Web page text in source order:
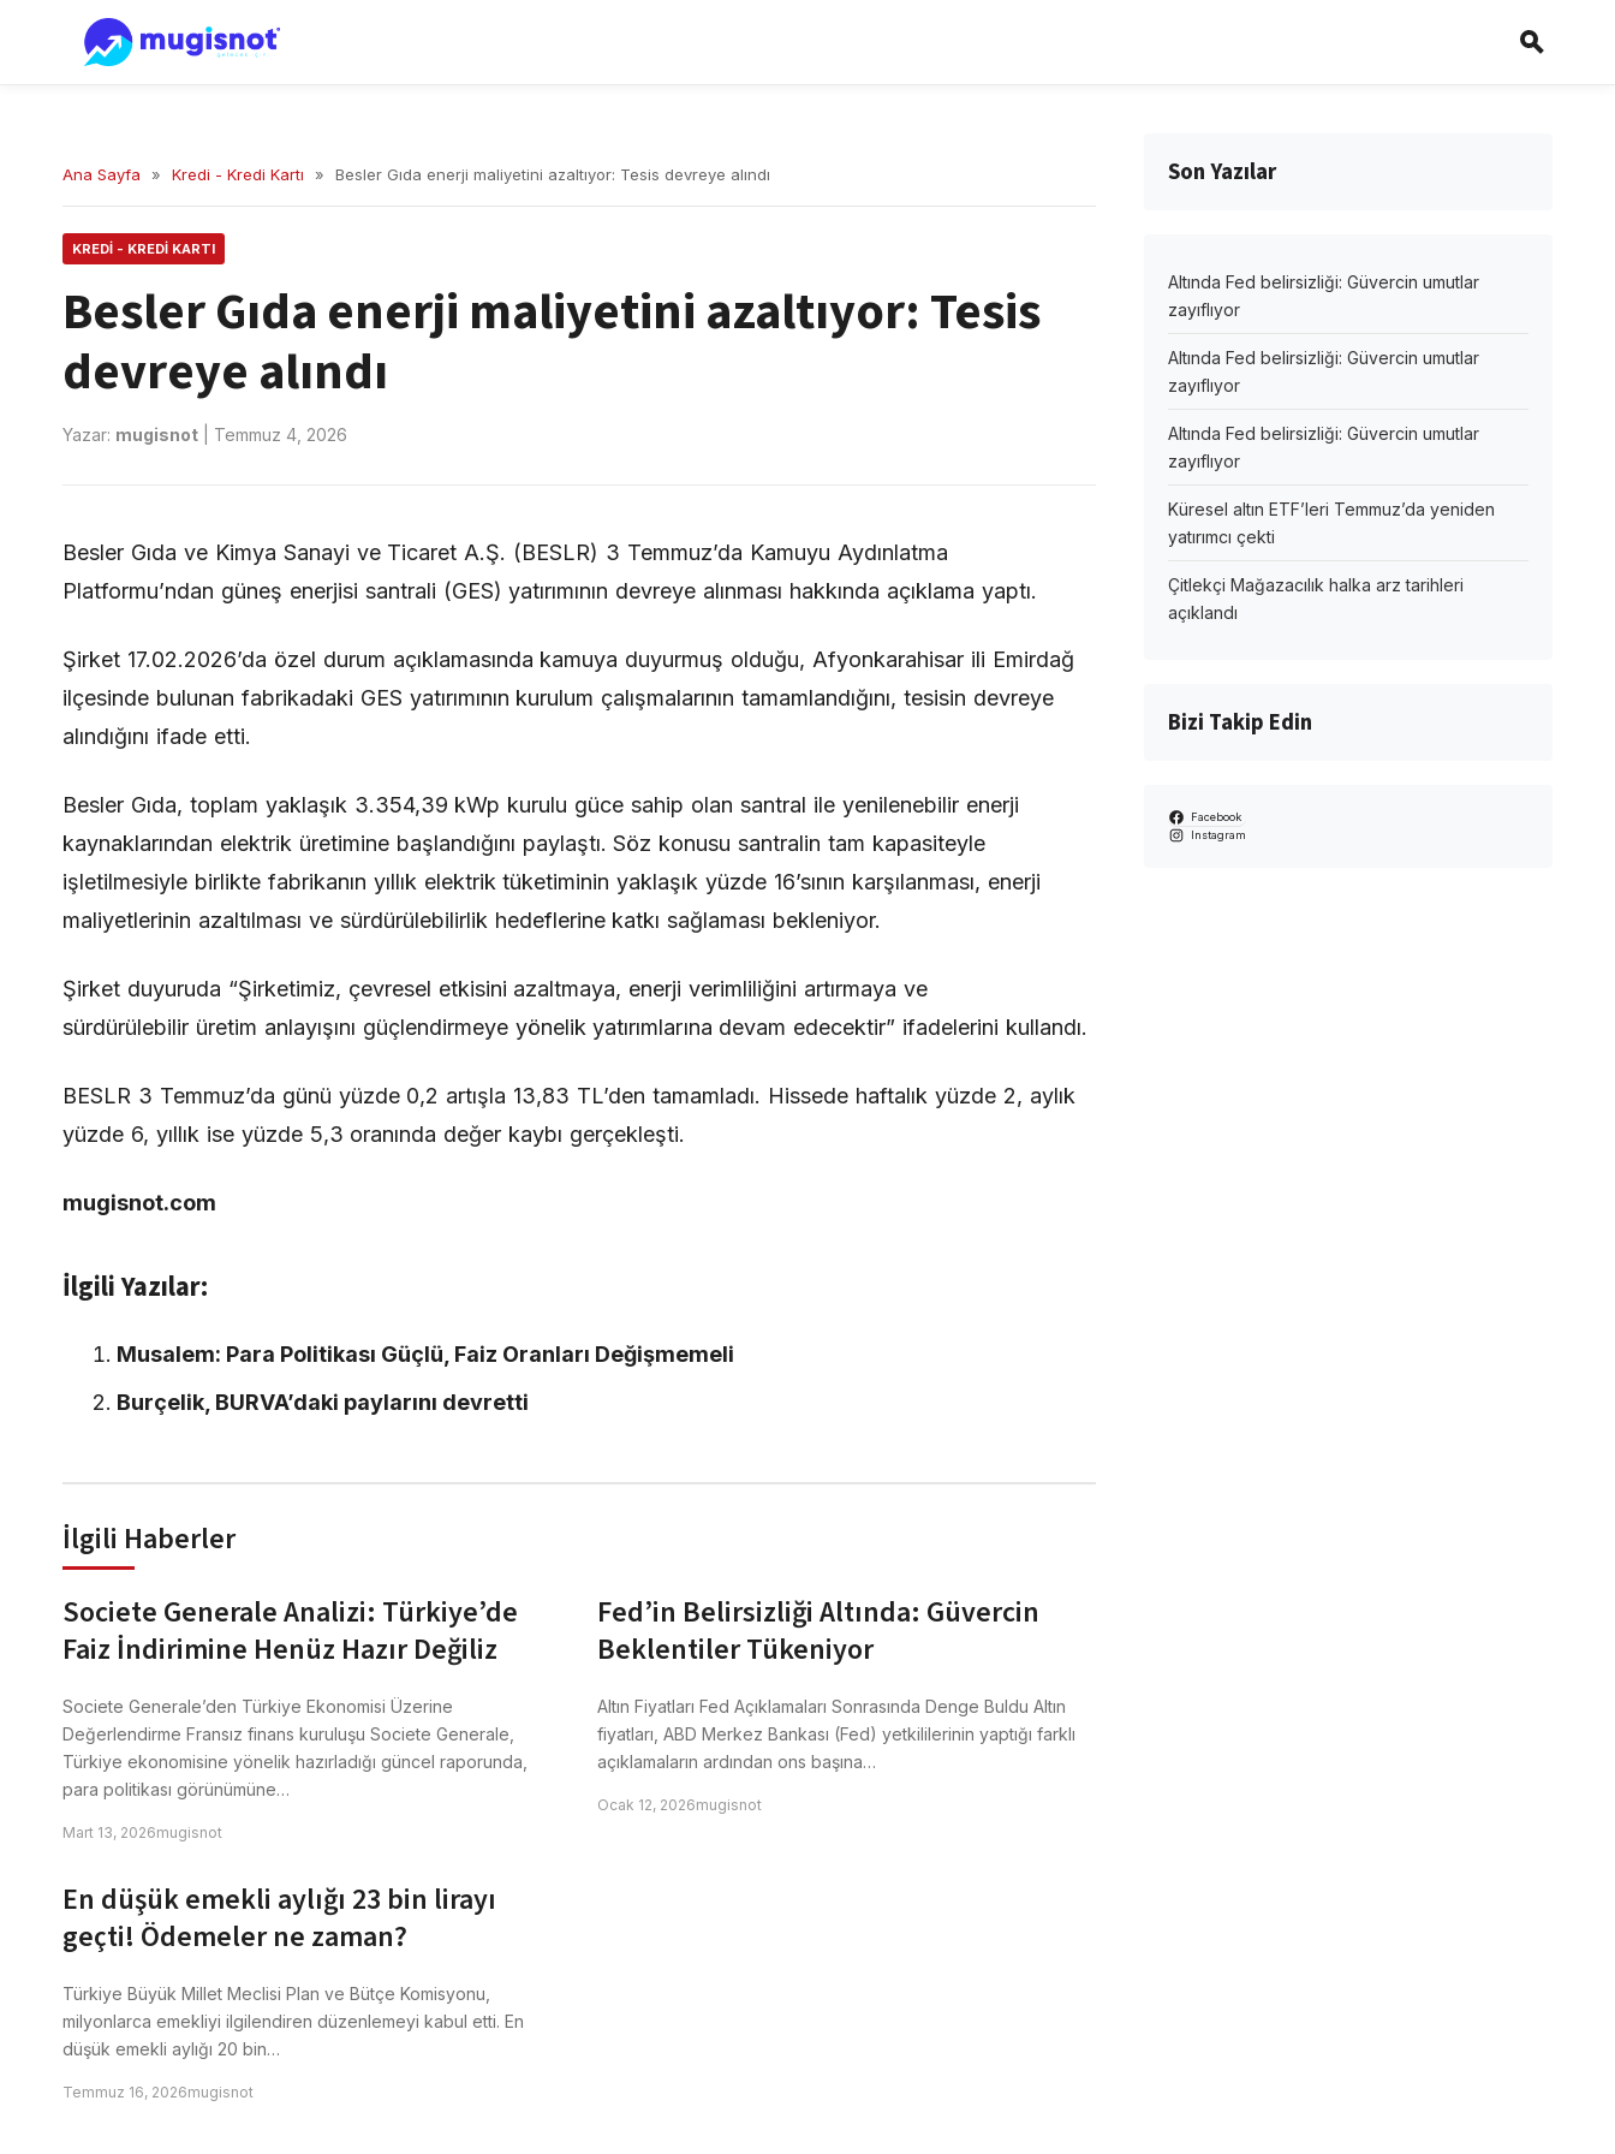
Ana Sayfa » Kredi - Kredi Kartı » Besler Gıda enerji maliyetini azaltıyor: Tesis devreye alındı
KREDI - KREDI KARTI
Besler Gıda enerji maliyetini azaltıyor: Tesis
devreye alındı
Yazar: mugisnot Temmuz 4, 2026
Besler Gıda ve Kimya Sanayi ve Ticaret A.Ş. (BESLR) 3 Temmuz’da Kamuyu Aydınlatma
Platformu’ndan güneş enerjisi santrali (GES) yatırımının devreye alınması hakkında açıklama yaptı.
Şirket 17.02.2026’da özel durum açıklamasında kamuya duyurmuş olduğu, Afyonkarahisar ili Emirdağ
ilçesinde bulunan fabrikadaki GES yatırımının kurulum çalışmalarının tamamlandığını, tesisin devreye
alındığını ifade etti.
Besler Gıda, toplam yaklaşık 3.354,39 kWp kurulu güce sahip olan santral ile yenilenebilir enerji
kaynaklarından elektrik üretimine başlandığını paylaştı. Söz konusu santralin tam kapasiteyle
işletilmesiyle birlikte fabrikanın yıllık elektrik tüketiminin yaklaşık yüzde 16’sının karşılanması, enerji
maliyetlerinin azaltılması ve sürdürülebilirlik hedeflerine katkı sağlaması bekleniyor.
Şirket duyuruda “Şirketimiz, çevresel etkisini azaltmaya, enerji verimliliğini artırmaya ve
sürdürülebilir üretim anlayışını güçlendirmeye yönelik yatırımlarına devam edecektir” ifadelerini kullandı.
BESLR 3 Temmuz’da günü yüzde 0,2 artışla 13,83 TL’den tamamladı. Hissede haftalık yüzde 2, aylık
yüzde 6, yıllık ise yüzde 5,3 oranında değer kaybı gerçekleşti.
mugisnot.com
İlgili Yazılar:
Musalem: Para Politikası Güçlü, Faiz Oranları Değişmemeli
Burçelik, BURVA’daki paylarını devretti
İlgili Haberler
Societe Generale Analizi: Türkiye’de
Faiz İndirimine Henüz Hazır Değiliz
Societe Generale’den Türkiye Ekonomisi Üzerine
Değerlendirme Fransız finans kuruluşu Societe Generale,
Türkiye ekonomisine yönelik hazırladığı güncel raporunda,
para politikası görünümüne…
Mart 13, 2026mugisnot
Fed’in Belirsizliği Altında: Güvercin
Beklentiler Tükeniyor
Altın Fiyatları Fed Açıklamaları Sonrasında Denge Buldu Altın
fiyatları, ABD Merkez Bankası (Fed) yetkililerinin yaptığı farklı
açıklamaların ardından ons başına…
Ocak 12, 2026mugisnot
En düşük emekli aylığı 23 bin lirayı
geçti! Ödemeler ne zaman?
Türkiye Büyük Millet Meclisi Plan ve Bütçe Komisyonu,
milyonlarca emekliyi ilgilendiren düzenlemeyi kabul etti. En
düşük emekli aylığı 20 bin…
Temmuz 16, 2026mugisnot
Son Yazılar
Altında Fed belirsizliği: Güvercin umutlar
zayıflıyor
Altında Fed belirsizliği: Güvercin umutlar
zayıflıyor
Altında Fed belirsizliği: Güvercin umutlar
zayıflıyor
Küresel altın ETF’leri Temmuz’da yeniden
yatırımcı çekti
Çitlekçi Mağazacılık halka arz tarihleri
açıklandı
Bizi Takip Edin
Facebook
Instagram